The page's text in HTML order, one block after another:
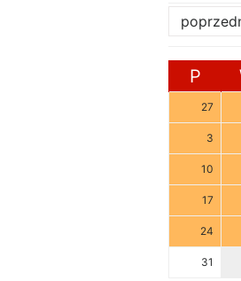
P
27
3
10
17
24
31